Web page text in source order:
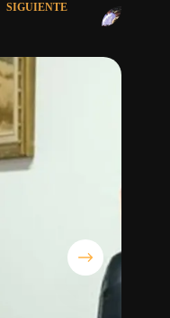
SIGUIENTE